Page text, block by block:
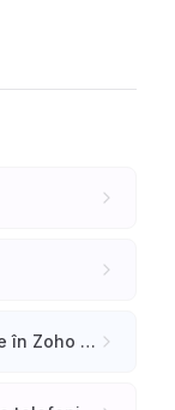
Configurarea telefoniei integrate în Zoho CRM